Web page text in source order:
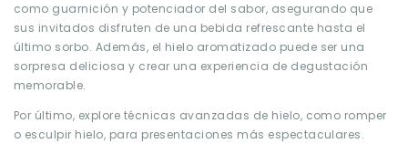
como guarnición y potenciador del sabor, asegurando que
sus invitados disfruten de una bebida refrescante hasta el
último sorbo. Además, el hielo aromatizado puede ser una
sorpresa deliciosa y crear una experiencia de degustación
memorable.
Por último, explore técnicas avanzadas de hielo, como romper
o esculpir hielo, para presentaciones más espectaculares.